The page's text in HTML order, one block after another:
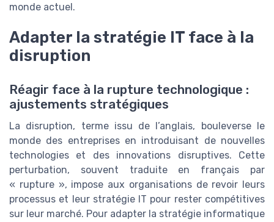
monde actuel.
Adapter la stratégie IT face à la
disruption
Réagir face à la rupture technologique :
ajustements stratégiques
La disruption, terme issu de l’anglais, bouleverse le
monde des entreprises en introduisant de nouvelles
technologies et des innovations disruptives. Cette
perturbation, souvent traduite en français par
« rupture », impose aux organisations de revoir leurs
processus et leur stratégie IT pour rester compétitives
sur leur marché. Pour adapter la stratégie informatique